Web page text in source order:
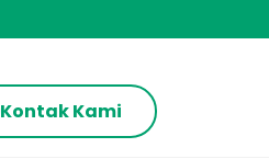
Kontak Kami